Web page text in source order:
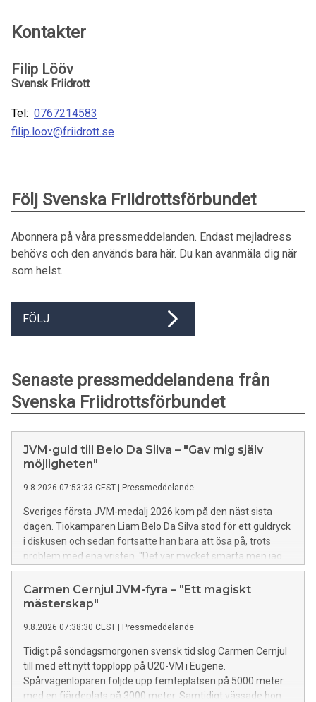
Kontakter
Filip Lööv
Svensk Friidrott
Tel: 0767214583
filip.loov@friidrott.se
Följ Svenska Friidrottsförbundet
Abonnera på våra pressmeddelanden. Endast mejladress
behövs och den används bara här. Du kan avanmäla dig när
som helst.
FÖLJ
Senaste pressmeddelandena från
Svenska Friidrottsförbundet
JVM-guld till Belo Da Silva – "Gav mig själv
möjligheten"
9.8.2026 07:53:33 CEST Pressmeddelande
Sveriges första JVM-medalj 2026 kom på den näst sista
dagen. Tiokamparen Liam Belo Da Silva stod för ett guldryck
i diskusen och sedan fortsatte han bara att ösa på, trots
problem med ena vristen. "Det var mycket smärta men jag
höll ihop", säger Sveriges första juniorvärldsmästare i
mångkamp sedan 2002. Sammantaget samlade Liam ihop
8112 poäng vilket är nytt svenskt juniorrekord. I samma
Carmen Cernjul JVM-fyra – "Ett magiskt
mästerskap"
9.8.2026 07:38:30 CEST Pressmeddelande
Tidigt på söndagsmorgonen svensk tid slog Carmen Cernjul
till med ett nytt topplopp på U20-VM i Eugene.
Spårvägenlöparen följde upp femteplatsen på 5000 meter
med en fjärdeplats på 3000 meter. Samtidigt vässade hon